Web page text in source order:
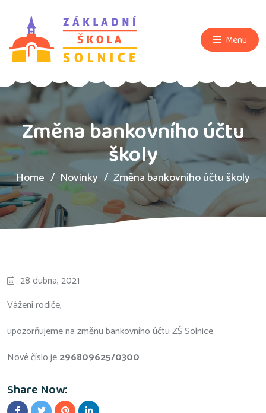
Menu
Změna bankovního účtu
školy
Home Novinky Změna bankovního účtu školy
28 dubna, 2021
Vážení rodiče,
upozorňujeme na změnu bankovního účtu ZŠ Solnice.
Nové číslo je296809625/0300
Share Now: